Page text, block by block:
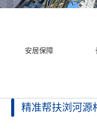
产业结构 联系我们
安居保障
精准帮扶浏河源